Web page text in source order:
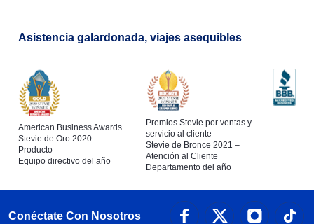
Asistencia galardonada, viajes asequibles
American Business Awards
Stevie de Oro 2020 –
Producto
Equipo directivo del año
Premios Stevie por ventas y
servicio al cliente
Stevie de Bronce 2021 –
Atención al Cliente
Departamento del año
Conéctate Con Nosotros